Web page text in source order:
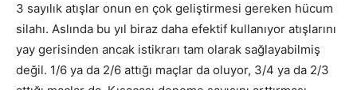
3 sayılık atışlar onun en çok geliştirmesi gereken hücum
silahı. Aslında bu yıl biraz daha efektif kullanıyor atışlarını
yay gerisinden ancak istikrarı tam olarak sağlayabilmiş
değil. 1/6 ya da 2/6 attığı maçlar da oluyor, 3/4 ya da 2/3